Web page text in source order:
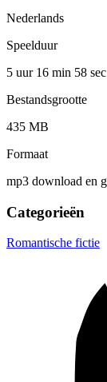
Nederlands
Speelduur
5 uur 16 min 58 sec
Bestandsgrootte
435 MB
Formaat
mp3 download en
Categorieën
Romantische fictie